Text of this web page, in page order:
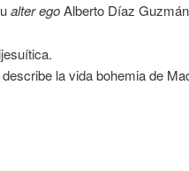
alter egoAlberto Díaz
la vida bohemia de